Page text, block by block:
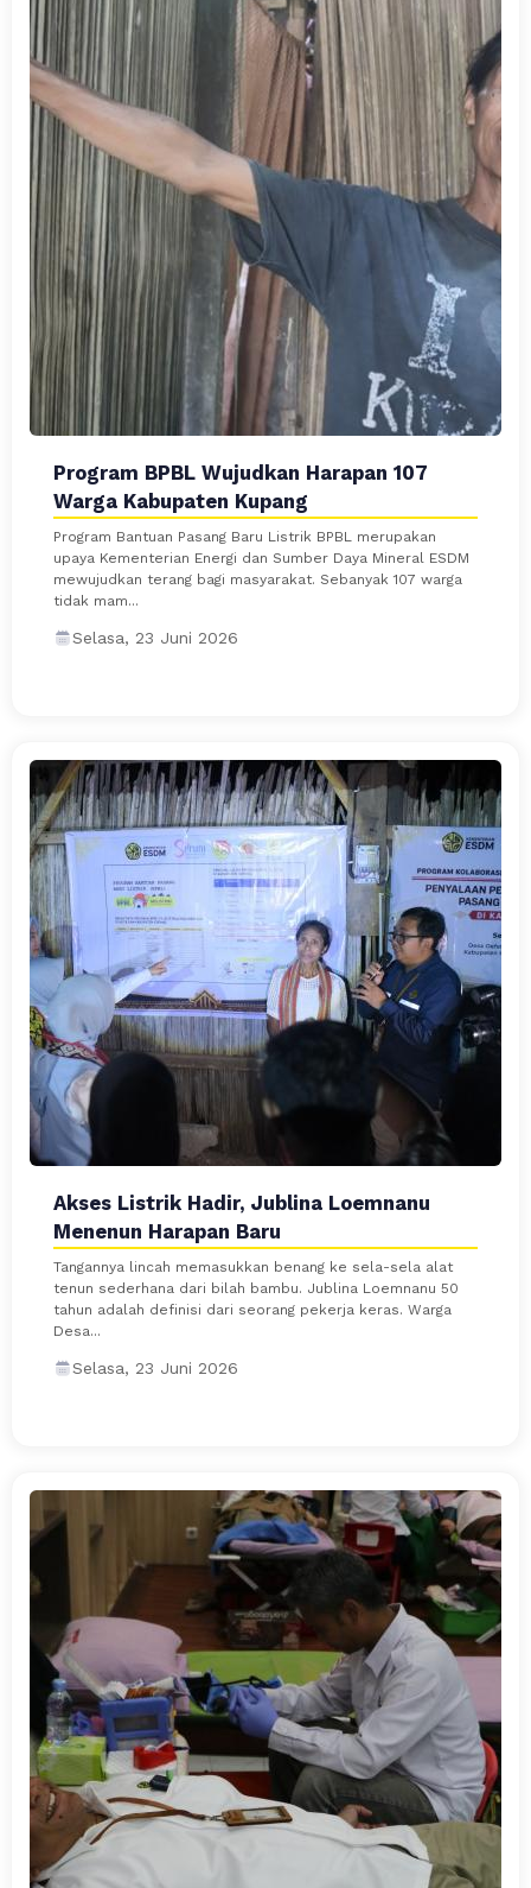
Program BPBL Wujudkan Harapan 107
Warga Kabupaten Kupang
Program Bantuan Pasang Baru Listrik BPBL merupakan
upaya Kementerian Energi dan Sumber Daya Mineral ESDM
mewujudkan terang bagi masyarakat. Sebanyak 107 warga
tidak mam...
Selasa, 23 Juni 2026
Akses Listrik Hadir, Jublina Loemnanu
Menenun Harapan Baru
Tangannya lincah memasukkan benang ke sela-sela alat
tenun sederhana dari bilah bambu. Jublina Loemnanu 50
tahun adalah definisi dari seorang pekerja keras. Warga
Desa...
Selasa, 23 Juni 2026